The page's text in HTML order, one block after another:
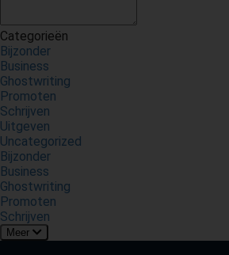
Categorieën
Bijzonder
Business
Ghostwriting
Promoten
Schrijven
Uitgeven
Uncategorized
Bijzonder
Business
Ghostwriting
Promoten
Schrijven
Meer